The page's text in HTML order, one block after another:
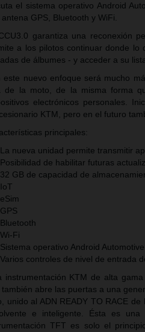
el sistema operativo Android
antena GPS, Bluetooth y WiFi.
garantiza una reconexión
a los pilotos continuar donde
de álbumes - y acceder a su
este nuevo enfoque será mucho
de la moto, de la misma forma
electrónicos personales.
KTM, pero en el futuro
principales:
La nueva unidad permite transmitir
Posibilidad de habilitar futuras
32 GB de capacidad de
IoT
eSim
GPS
Bluetooth
Wi-Fi
Sistema operativo Android Automotive
Varios controles de nivel de entrada
instrumentación KTM de alta
también abre las puertas a una
unido al ADN READY TO RACE
e inteligente. Ésta es
TFT es solo el